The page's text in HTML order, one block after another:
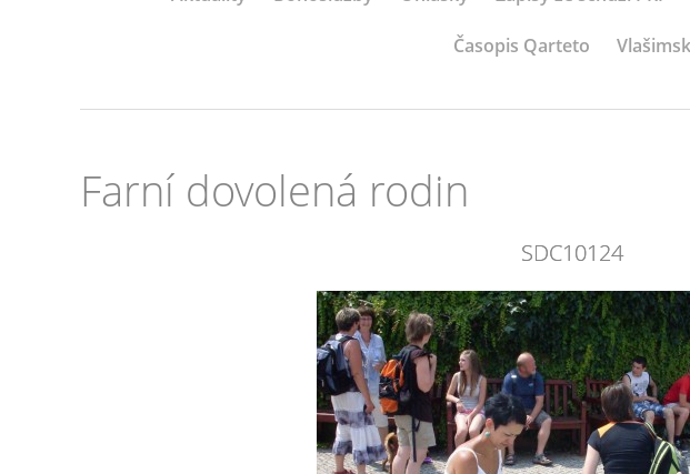
Časopis Qarteto
Farní dovolená rodin
SDC10124